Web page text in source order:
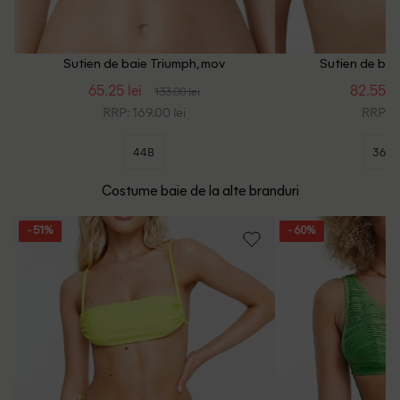
Sutien de baie Triumph, mov
65.25 lei 133.00 lei
RRP: 169.00 lei
44B
Sutien de
82.55
RRP:
36C
Costume baie de la alte branduri
- 51% - 60%